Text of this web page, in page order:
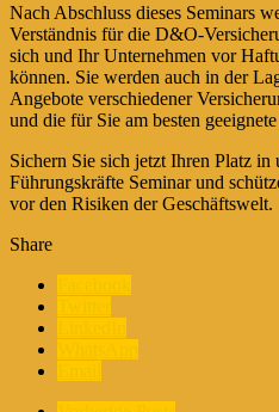
Nach Abschluss dieses Seminars
Verständnis für die D&O-
sich und Ihr Unternehmen vor
können. Sie werden auch in der
Angebote verschiedener
und die für Sie am besten
Sichern Sie sich jetzt Ihren Platz
Führungskräfte Seminar und
vor den Risiken der Geschäftswelt.
Share